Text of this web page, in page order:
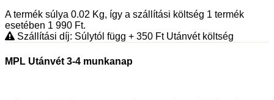
A termék súlya 0.02 Kg, így a szállítási költség 1 termék
esetében 1 990 Ft.
Szállítási díj: Súlytól függ + 350 FtUtánvét költség
MPL Utánvét 3-4 munkanap